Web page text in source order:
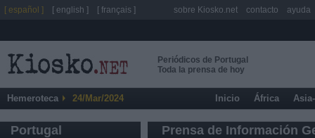
Periódicos de Portugal
Toda la prensa de hoy
Hemeroteca 24/Mar/2024 Inicio África
Portugal Prensa de Información
[ español ] [ english ] [ français ] sobre Kiosko.net contacto ayuda